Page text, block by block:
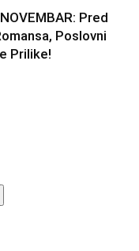
Pred
Poslovni
Prilike!